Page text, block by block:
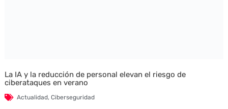
La IA y la reducción de personal elevan el riesgo de
ciberataques en verano
Actualidad, Ciberseguridad